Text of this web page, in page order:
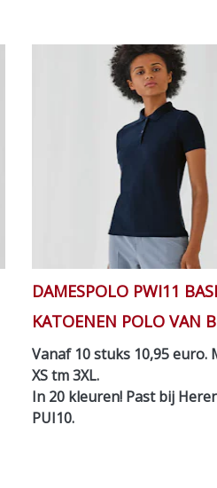
DAMESPOLO PWI11
KATOENEN POLO VAN
Vanaf 10 stuks 10,95 euro.
XS tm 3XL.
In 20 kleuren! Past bij
PUI10.